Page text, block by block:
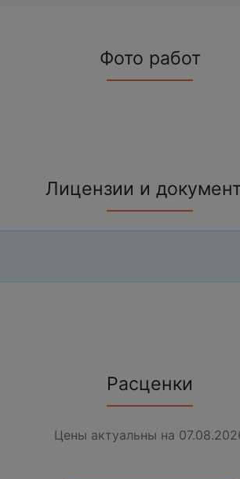
Фото работ
Лицензии и
Расценки
Цены актуальны на